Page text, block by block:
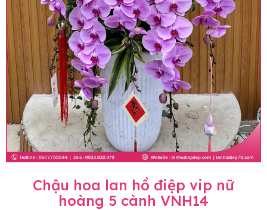
Chậu hoa lan hồ điệp vip nữ
hoàng 5 cành VNH14